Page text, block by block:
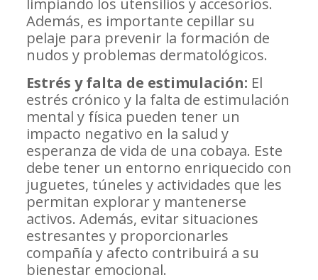
Además, es importante cepillar su
pelaje para prevenir la formación de
nudos y problemas dermatológicos.
Estrés y falta de estimulación: El
estrés crónico y la falta de estimulación
mental y física pueden tener un
impacto negativo en la salud y
esperanza de vida de una cobaya. Este
debe tener un entorno enriquecido con
juguetes, túneles y actividades que les
permitan explorar y mantenerse
activos. Además, evitar situaciones
estresantes y proporcionarles
compañía y afecto contribuirá a su
bienestar emocional.